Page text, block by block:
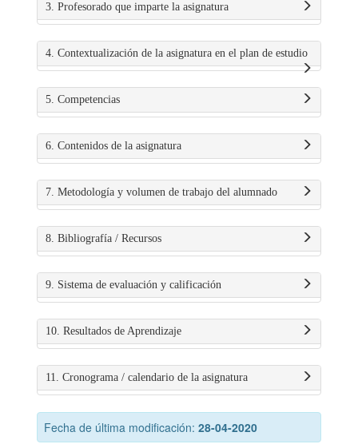
3. Profesorado que imparte la asignatura
4. Contextualización de la asignatura en el plan de estudio
5. Competencias
6. Contenidos de la asignatura
7. Metodología y volumen de trabajo del alumnado
8. Bibliografía / Recursos
9. Sistema de evaluación y calificación
10. Resultados de Aprendizaje
11. Cronograma / calendario de la asignatura
Fecha de última modificación: 28-04-2020